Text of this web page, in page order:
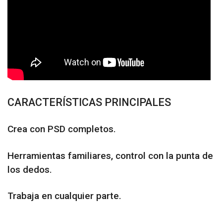
CARACTERÍSTICAS PRINCIPALES
Crea con PSD completos.
Herramientas familiares, control con la punta de
los dedos.
Trabaja en cualquier parte.